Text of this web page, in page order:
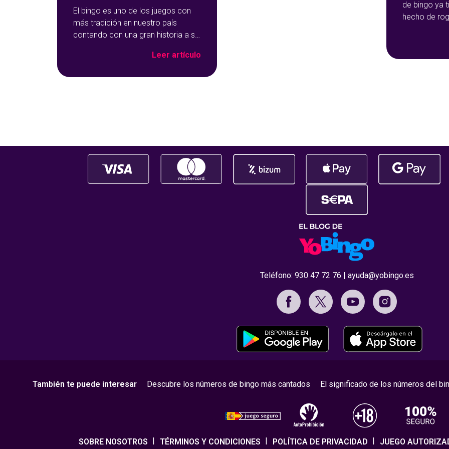
El bingo es uno de los juegos con
más tradición en nuestro país
contando con una gran historia a su
las opciones que más éxito tiene en
Leer artículo
de bingo ya
hecho de
más de
Teléfono: 930 47 72 76 | ayuda@yobingo.es
También te puede interesar Descubre los números de bingo más cantados El significado de los números del
SOBRE NOSOTROS TÉRMINOS Y CONDICIONES POLÍTICA DE PRIVACIDAD JUEGO